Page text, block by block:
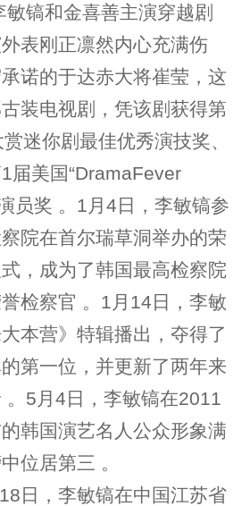
镐和金喜善主演穿越剧
外表刚正凛然内心充满伤
诺的于达赤大将崔莹，这
装电视剧，凭该剧获得第
迷你剧最佳优秀演技奖、
届美国“DramaFever
员奖 。1月4日，李敏镐参
院在首尔瑞草洞举办的荣
，成为了韩国最高检察院
检察官 。1月14日，李敏
本营》特辑播出，夺得了
第一位，并更新了两年来
。5月4日，李敏镐在2011
韩国演艺名人公众形象满
位居第三 。
，李敏镐在中国江苏省